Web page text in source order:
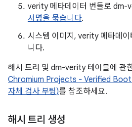
verity 메타데이터 번들로 dm-
서명을 묶습니다.
시스템 이미지, verity 메타데
니다.
해시 트리 및 dm-verity 테이블에 관
Chromium Projects - Verified
자체 검사 부팅)를 참조하세요.
해시 트리 생성